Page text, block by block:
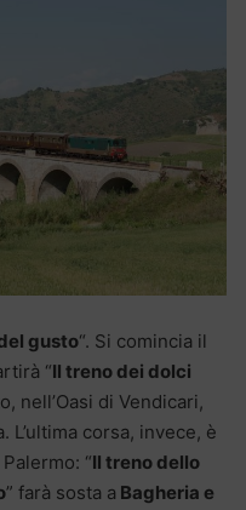
gusto“. Si comincia il
“Il treno dei dolci
nell’Oasi di Vendicari,
L’ultima corsa, invece, è
“Il treno dello
” farà sosta a Bagheria e